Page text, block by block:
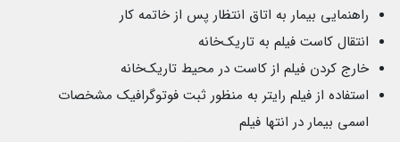
راهنمایی بیمار به اتاق انتظار پس از خاتمه کار
انتقال کاست فیلم به تاریک‌خانه
خارج کردن فیلم از کاست در محیط تاریک‌خانه
استفاده از فیلم رایتر به منظور ثبت فوتوگرافیک مشخصات
اسمی بیمار در انتها فیلم